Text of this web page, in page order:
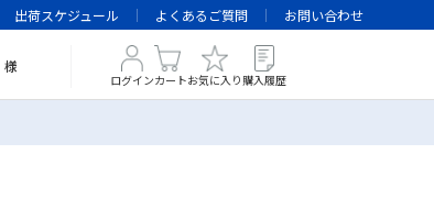
出荷スケジュール よくあるご質問 お問い合わせ
様
ログインカートお気に入り 購入履歴